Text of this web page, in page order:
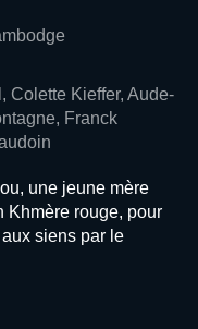
Colette Kieffer, Aude-
Franck
une jeune mère
Khmère rouge, pour
siens par le